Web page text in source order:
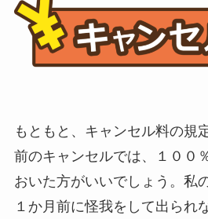
もともと、キャンセル料の規
前のキャンセルでは、１００
おいた方がいいでしょう。私
１か月前に怪我をして出られ